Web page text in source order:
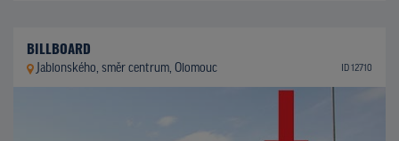
BILLBOARD
Jablonského, směr centrum, Olomouc ID 12710